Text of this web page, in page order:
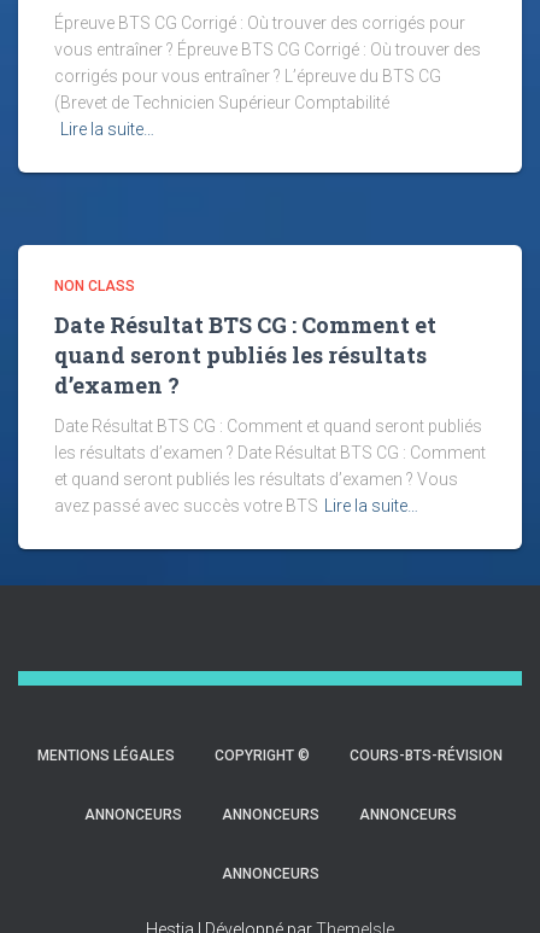
Épreuve BTS CG Corrigé : Où trouver des corrigés pour
vous entraîner ? Épreuve BTS CG Corrigé : Où trouver des
corrigés pour vous entraîner ? L’épreuve du BTS CG
(Brevet de Technicien Supérieur Comptabilité
Lire la suite…
NON CLASS
Date Résultat BTS CG : Comment et
quand seront publiés les résultats
d’examen ?
Date Résultat BTS CG : Comment et quand seront publiés
les résultats d’examen ? Date Résultat BTS CG : Comment
et quand seront publiés les résultats d’examen ? Vous
avez passé avec succès votre BTS
Lire la suite…
MENTIONS LÉGALES COPYRIGHT © COURS-BTS-RÉVISION
ANNONCEURS ANNONCEURS ANNONCEURS
ANNONCEURS